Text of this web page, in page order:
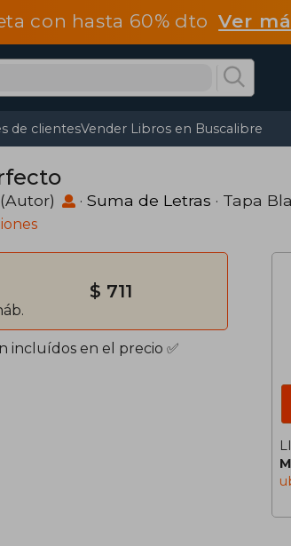
con hasta 60% dtoVer
de clientesVender Libros en Buscalibre
(Autor) · Suma de Letras · Tapa
$ 711
incluídos en el precio ✅